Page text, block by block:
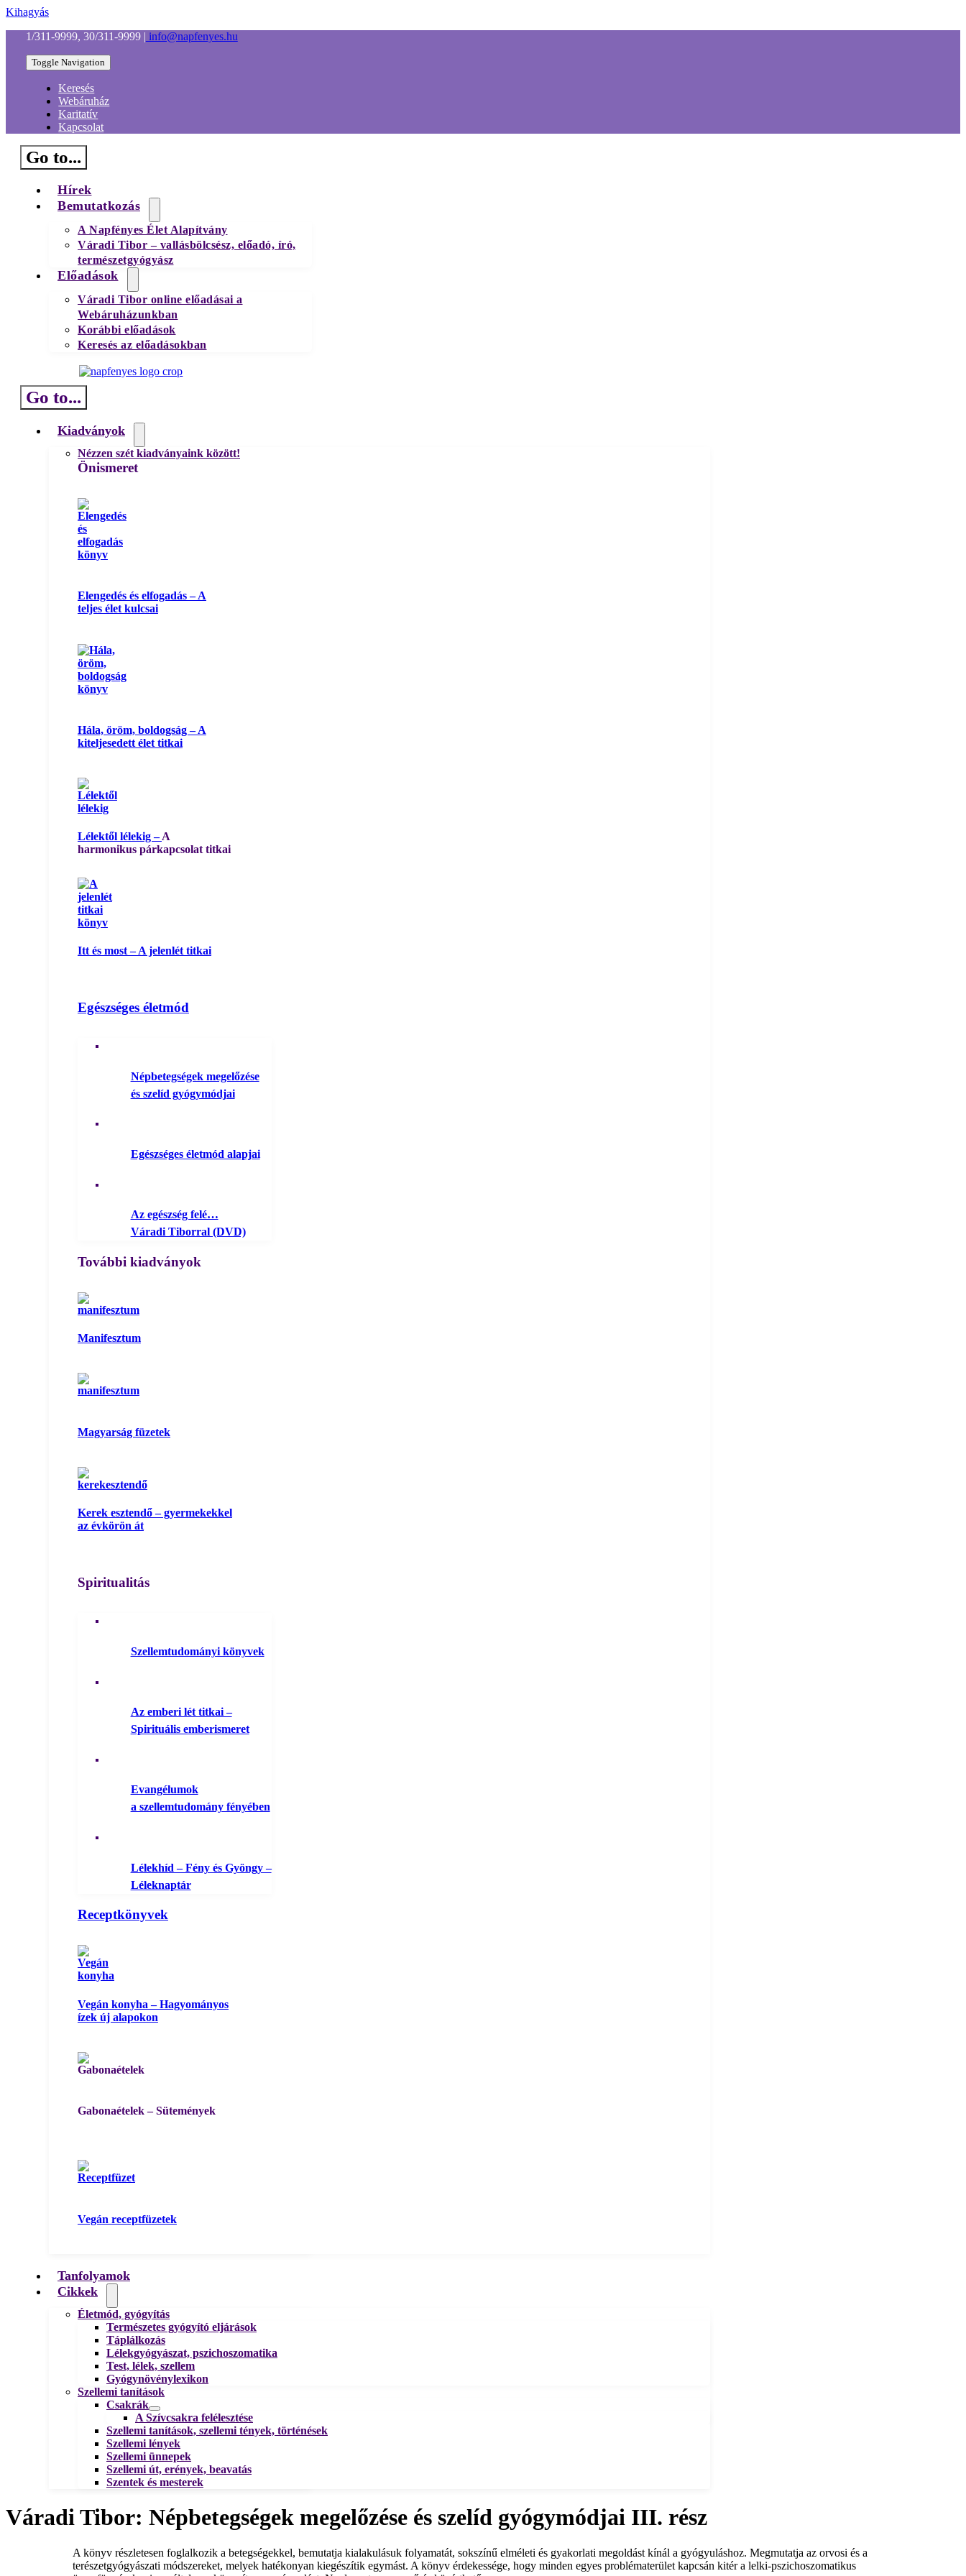
Kihagyás
1/311-9999, 30/311-9999 | info@napfenyes.hu
Toggle Navigation
Keresés
Webáruház
Karitatív
Kapcsolat
Go to...
Hírek
Bemutatkozás
A Napfényes Élet Alapítvány
Váradi Tibor – vallásbölcsész, előadó, író,
természetgyógyász
Előadások
Váradi Tibor online előadásai a
Webáruházunkban
Korábbi előadások
Keresés az előadásokban
Go to...
Kiadványok
Nézzen szét kiadványaink között!
Önismeret
Elengedés és elfogadás – A
teljes élet kulcsai
Hála, öröm, boldogság – A
kiteljesedett élet titkai
Lélektől lélekig –A
harmonikus párkapcsolat titkai
Itt és most – A jelenlét titkai
Egészséges életmód
Népbetegségek megelőzése
és szelíd gyógymódjai
Egészséges életmód alapjai
Az egészség felé…
Váradi Tiborral (DVD)
További kiadványok
Manifesztum
Magyarság füzetek
Kerek esztendő – gyermekekkel
az évkörön át
Spiritualitás
Szellemtudományi könyvek
Az emberi lét titkai –
Spirituális emberismeret
Evangélumok
a szellemtudomány fényében
Lélekhíd – Fény és Gyöngy –
Léleknaptár
Receptkönyvek
Vegán konyha – Hagyományos
ízek új alapokon
Gabonaételek – Sütemények
Vegán receptfüzetek
Tanfolyamok
Cikkek
Életmód, gyógyítás
Természetes gyógyító eljárások
Táplálkozás
Lélekgyógyászat, pszichoszomatika
Test, lélek, szellem
Gyógynövénylexikon
Szellemi tanítások
Csakrák
A Szívcsakra felélesztése
Szellemi tanítások, szellemi tények, történések
Szellemi lények
Szellemi ünnepek
Szellemi út, erények, beavatás
Szentek és mesterek
Váradi Tibor: Népbetegségek megelőzése és szelíd gyógymódjai III. rész
A könyv részletesen foglalkozik a betegségekkel, bemutatja kialakulásuk folyamatát, sokszínű elméleti és gyakorlati megoldást kínál a gyógyuláshoz. Megmutatja az orvosi és a
terészetgyógyászati módszereket, melyek hatékonyan kiegészítik egymást. A könyv érdekessége, hogy minden egyes problématerület kapcsán kitér a lelki-pszichoszomatikus